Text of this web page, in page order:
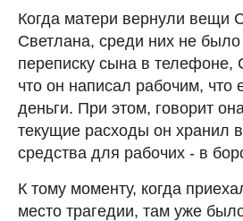
Когда матери вернули вещи
Светлана, среди них не
переписку сына в телефоне,
что он написал рабочим, что
деньги. При этом, говорит
текущие расходы он хранил
средства для рабочих - в
К тому моменту, когда
место трагедии, там уже